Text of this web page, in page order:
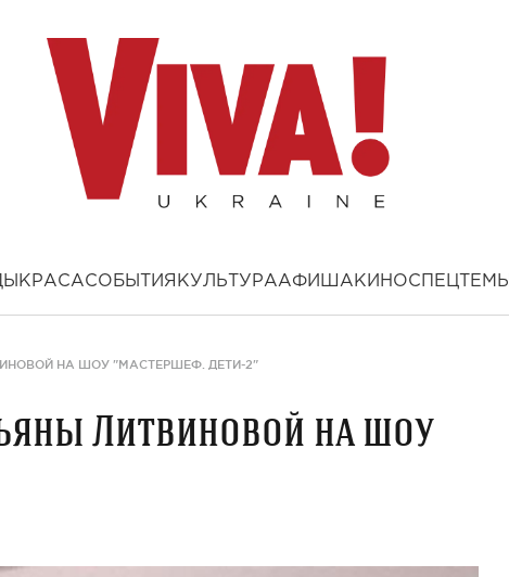
КРАСАСОБЫТИЯ КУЛЬТУРААФИША КИНОСПЕЦТЕМЫ
НА ШОУ "МАСТЕРШЕФ. ДЕТИ-2"
Литвиновой на шоу